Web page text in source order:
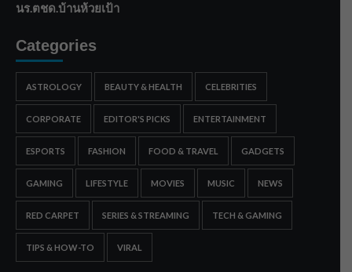
นร.ตชด.บ้านห้วยเป้า
Categories
ASTROLOGY BEAUTY & HEALTH CELEBRITIES
CORPORATE EDITOR'S PICKS ENTERTAINMENT
ESPORTS FASHION FOOD & TRAVEL GADGETS
GAMING LIFESTYLE MOVIES MUSIC NEWS
RED CARPET SERIES & STREAMING TECH & GAMING
TIPS & HOW-TO VIRAL